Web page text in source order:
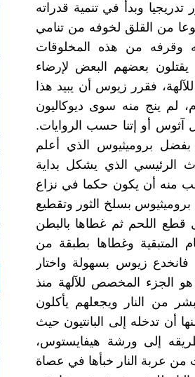
وبدأ في تنمية قدراته
من القلق لخوفه من تنامي
وقرفه من هذه المخلوقات
يقتلون بعضهم البعض لإرضاء
فقرر زيوس أن يبيد هذا
لم ينج منه سوى ديوكاليون
آثوس أو إتنا حسب الروايات.
بروميثيوس الذي أعلم
الرئيسي الذي يشكل بداية
منه أن يكون حكما في نزاع
بسلخ الثور وتقطيع
اللحم ثم غطاها بالبطن
المتبقية وغطاها بطبقة من
زيوس بسهولة واختار
الجزء المخصص للآلهة منذ
من النار ويجعلهم يأكلون
أن تدخله إلى البانتيون حيث
إلى ورشة هيفايستوس،
من عربة النار خبأها في عصاة